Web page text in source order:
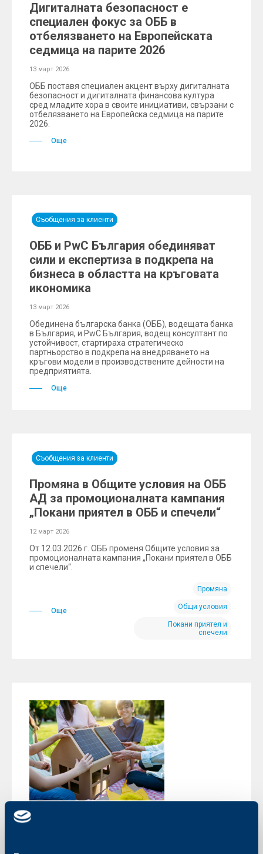
Дигиталната безопасност е
специален фокус за ОББ в
отбелязването на Европейската
седмица на парите 2026
13 март 2026
ОББ поставя специален акцент върху дигиталната
безопасност и дигиталната финансова култура
сред младите хора в своите инициативи, свързани с
отбелязването на Европейска седмица на парите
2026.
Още
Съобщения за клиенти
ОББ и PwC България обединяват
сили и експертиза в подкрепа на
бизнеса в областта на кръговата
икономика
13 март 2026
Обединена българска банка (ОББ), водещата банка
в България, и PwC България, водещ консултант по
устойчивост, стартираха стратегическо
партньорство в подкрепа на внедряването на
кръгови модели в производствените дейности на
предприятията.
Още
Съобщения за клиенти
Промяна в Общите условия на ОББ
АД за промоционалната кампания
„Покани приятел в ОББ и спечели“
12 март 2026
От 12.03.2026 г. ОББ променя Общите условия за
промоционалната кампания „Покани приятел в ОББ
и спечели“.
Още
Промяна
Общи условия
Покани приятел и
спечели